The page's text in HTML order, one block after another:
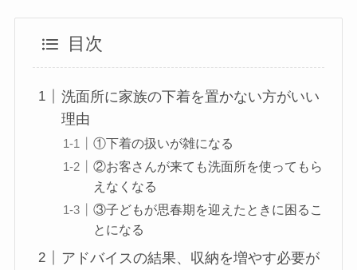
目次
洗面所に家族の下着を置かない方がいい
理由
①下着の扱いが雑になる
②お客さんが来ても洗面所を使ってもら
えなくなる
③子どもが思春期を迎えたときに困るこ
とになる
アドバイスの結果、収納を増やす必要が